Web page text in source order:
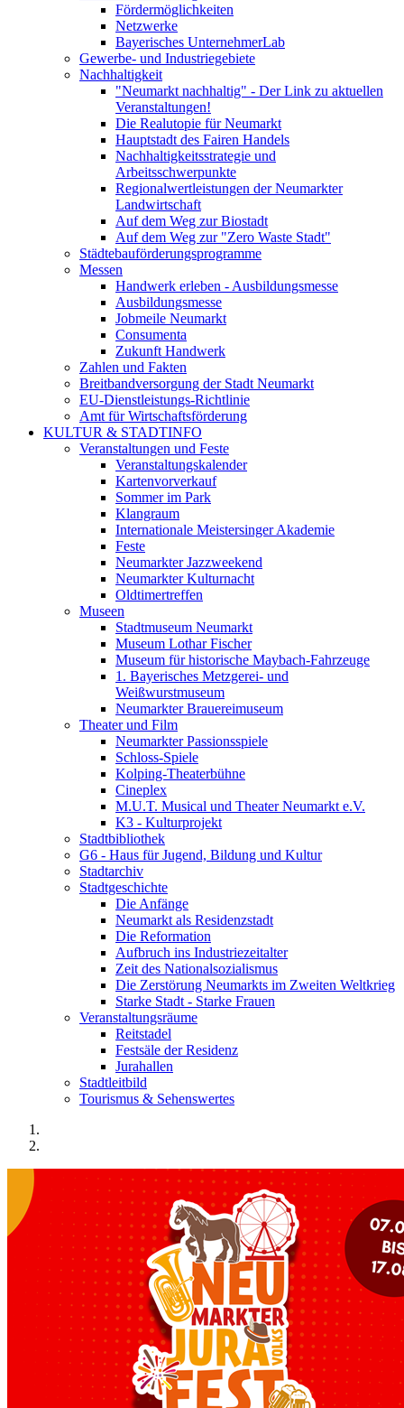
Fördermöglichkeiten
Netzwerke
Bayerisches UnternehmerLab
Gewerbe- und Industriegebiete
Nachhaltigkeit
"Neumarkt nachhaltig" - Der Link zu aktuellen
Veranstaltungen!
Die Realutopie für Neumarkt
Hauptstadt des Fairen Handels
Nachhaltigkeitsstrategie und
Arbeitsschwerpunkte
Regionalwertleistungen der Neumarkter
Landwirtschaft
Auf dem Weg zur Biostadt
Auf dem Weg zur "Zero Waste Stadt"
Städtebauförderungsprogramme
Messen
Handwerk erleben - Ausbildungsmesse
Ausbildungsmesse
Jobmeile Neumarkt
Consumenta
Zukunft Handwerk
Zahlen und Fakten
Breitbandversorgung der Stadt Neumarkt
EU-Dienstleistungs-Richtlinie
Amt für Wirtschaftsförderung
KULTUR & STADTINFO
Veranstaltungen und Feste
Veranstaltungskalender
Kartenvorverkauf
Sommer im Park
Klangraum
Internationale Meistersinger Akademie
Feste
Neumarkter Jazzweekend
Neumarkter Kulturnacht
Oldtimertreffen
Museen
Stadtmuseum Neumarkt
Museum Lothar Fischer
Museum für historische Maybach-Fahrzeuge
1. Bayerisches Metzgerei- und
Weißwurstmuseum
Neumarkter Brauereimuseum
Theater und Film
Neumarkter Passionsspiele
Schloss-Spiele
Kolping-Theaterbühne
Cineplex
M.U.T. Musical und Theater Neumarkt e.V.
K3 - Kulturprojekt
Stadtbibliothek
G6 - Haus für Jugend, Bildung und Kultur
Stadtarchiv
Stadtgeschichte
Die Anfänge
Neumarkt als Residenzstadt
Die Reformation
Aufbruch ins Industriezeitalter
Zeit des Nationalsozialismus
Die Zerstörung Neumarkts im Zweiten Weltkrieg
Starke Stadt - Starke Frauen
Veranstaltungsräume
Reitstadel
Festsäle der Residenz
Jurahallen
Stadtleitbild
Tourismus & Sehenswertes